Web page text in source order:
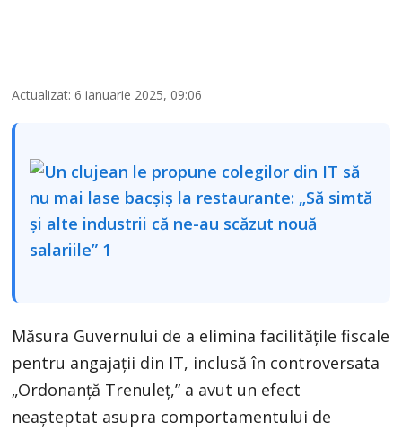
Actualizat: 6 ianuarie 2025, 09:06
Măsura Guvernului de a elimina facilitățile fiscale
pentru angajații din IT, inclusă în controversata
„Ordonanță Trenuleț,” a avut un efect
neașteptat asupra comportamentului de